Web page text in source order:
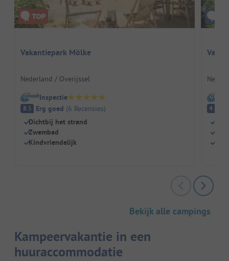
Vakantiepark Mölke
Nederland / Overijssel
Inspectie
8.5 Erg goed (6 Recensies)
Dichtbij het strand
Zwembad
Kindvriendelijk
4.7
Bekijk alle campings
Kampeervakantie in een
huuraccommodatie